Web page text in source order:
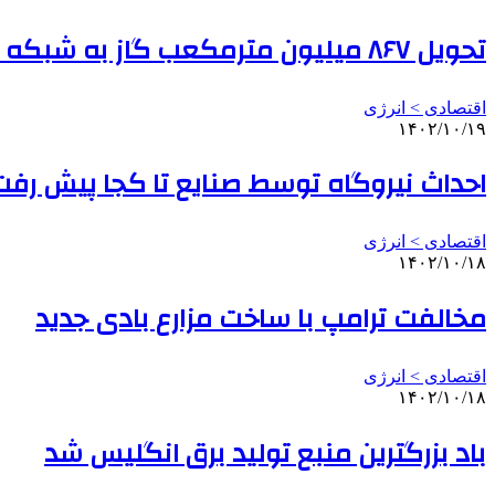
تحویل ۸۶۷ میلیون مترمکعب گاز به شبکه سراسری
اقتصادی > انرژی
۱۴۰۲/۱۰/۱۹
احداث نیروگاه توسط صنایع تا کجا پیش
اقتصادی > انرژی
۱۴۰۲/۱۰/۱۸
مخالفت ترامپ با ساخت مزارع بادی جدید
اقتصادی > انرژی
۱۴۰۲/۱۰/۱۸
باد بزرگترین منبع تولید برق انگلیس شد